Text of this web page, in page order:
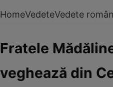
HomeVedeteVedete
Fratele
veghează din